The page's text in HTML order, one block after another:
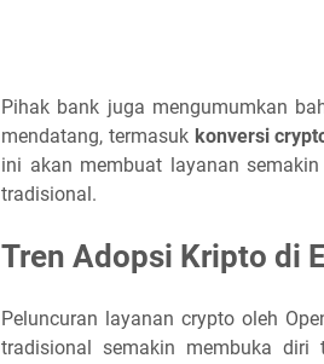
Pihak bank juga mengumumkan
mendatang, termasuk konversi
ini akan membuat layanan
tradisional.
Tren Adopsi Kripto di
Peluncuran layanan crypto oleh
tradisional semakin membuka diri